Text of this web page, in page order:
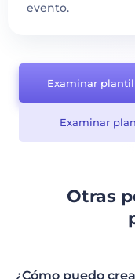
evento.
Examinar
Examinar
Otras
¿Cómo puedo